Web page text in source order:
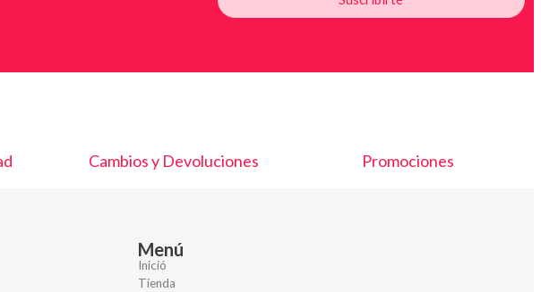
Cambios y Devoluciones Promociones
Menú
Inició
Tienda